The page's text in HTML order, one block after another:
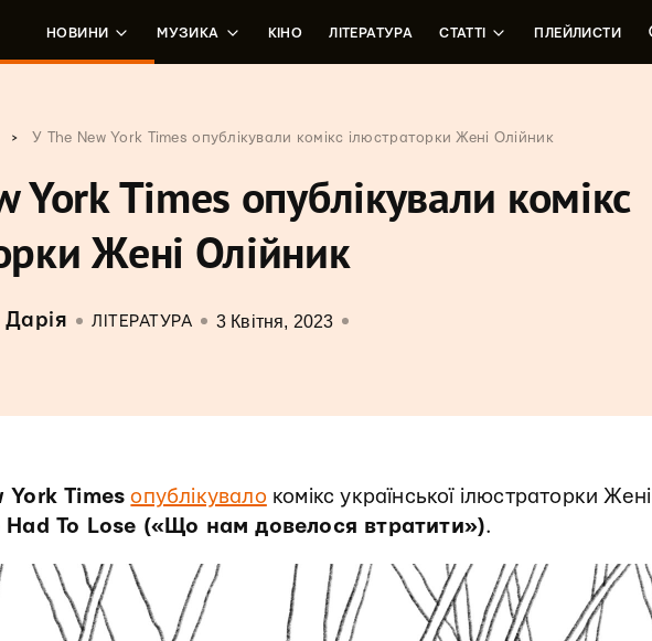
НОВИНИ МУЗИКА КІНО ЛІТЕРАТУРА СТАТТІ ПЛЕЙЛИСТИ
> У The New York Times опублікували комікс ілюстраторки Жені Олійник
York Times опублікували комікс
Жені Олійник
ЛІТЕРАТУРА 3 Квітня, 2023
York Times опублікувало комікс української ілюстраторки Жені
Had To Lose («Що нам довелося втратити»).